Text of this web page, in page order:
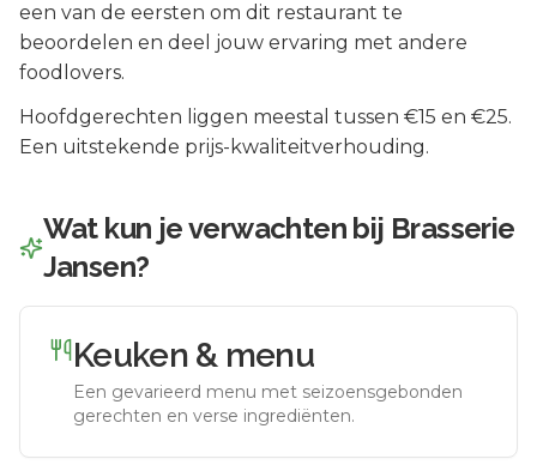
een van de eersten om dit restaurant te
beoordelen en deel jouw ervaring met andere
foodlovers.
Hoofdgerechten liggen meestal tussen €15 en €25.
Een uitstekende prijs-kwaliteitverhouding.
Wat kun je verwachten bij Brasserie
Jansen?
Keuken & menu
Een gevarieerd menu met seizoensgebonden
gerechten en verse ingrediënten.